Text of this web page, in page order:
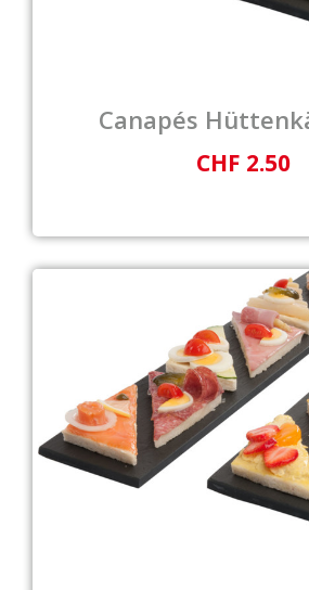
Canapés
CHF 2.50